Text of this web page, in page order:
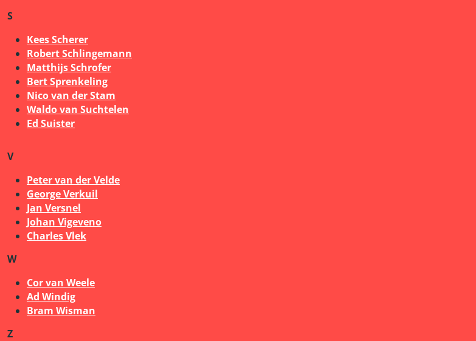
S
Kees Scherer
Robert Schlingemann
Matthijs Schrofer
Bert Sprenkeling
Nico van der Stam
Waldo van Suchtelen
Ed Suister
V
Peter van der Velde
George Verkuil
Jan Versnel
Johan Vigeveno
Charles Vlek
W
Cor van Weele
Ad Windig
Bram Wisman
Z